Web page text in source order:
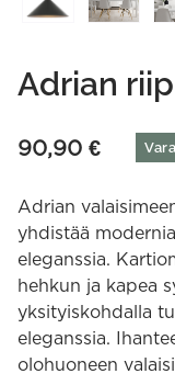
Adrian
90,90 €
Adrian
yhdistää
eleganssia.
hehkun ja kapea
yksityiskohdalla
eleganssia.
olohuoneen